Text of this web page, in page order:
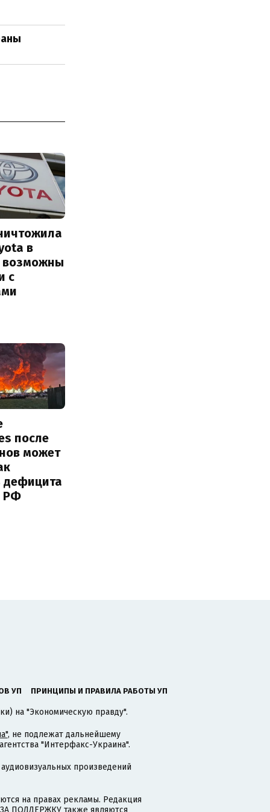
в
возможны
с
после
может
дефицита
РФ
УП ПРИНЦИПЫ И ПРАВИЛА РАБОТЫ УП
на "Экономическую правду".
, не подлежат дальнейшему
"Интерфакс-Украина".
произведений
на правах рекламы. Редакция
ПОДДЕРЖКУ также являются